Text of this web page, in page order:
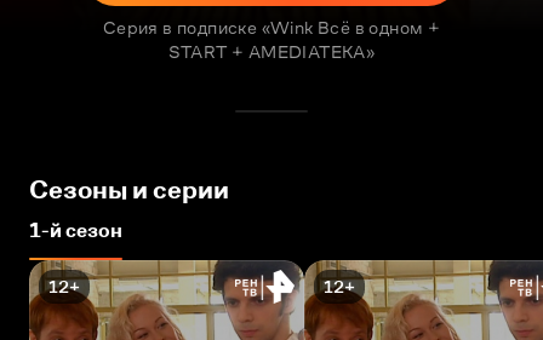
Серия в подписке «Wink Всё в одном +
START + AMEDIATEKA»
Сезоны и серии
1-й сезон
12+ 12+